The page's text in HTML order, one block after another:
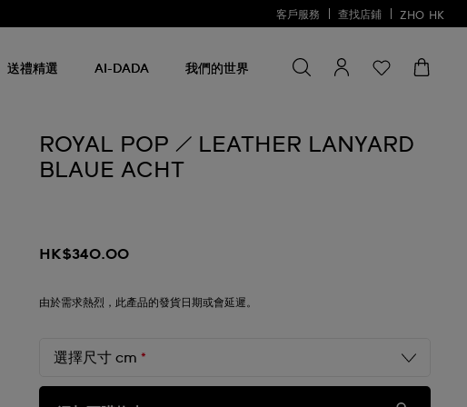
客戶服務 查找店鋪 ZHO HK
送禮精選 AI-DADA 我們的世界
找
一
尋找一些
ROYAL POP / LEATHER LANYARD
BLAUE ACHT
HK$340.00
由於需求熱烈，此產品的發貨日期或會延遲。
選擇尺寸 cm*